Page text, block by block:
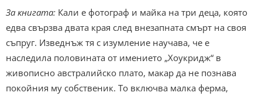
За книгата: Кали е фотограф и майка на три деца, която
едва свързва двата края след внезапната смърт на своя
съпруг. Изведнъж тя с изумление научава, че е
наследила половината от имението „Хоукридж“ в
живописно австралийско плато, макар да не познава
покойния му собственик. То включва малка ферма,